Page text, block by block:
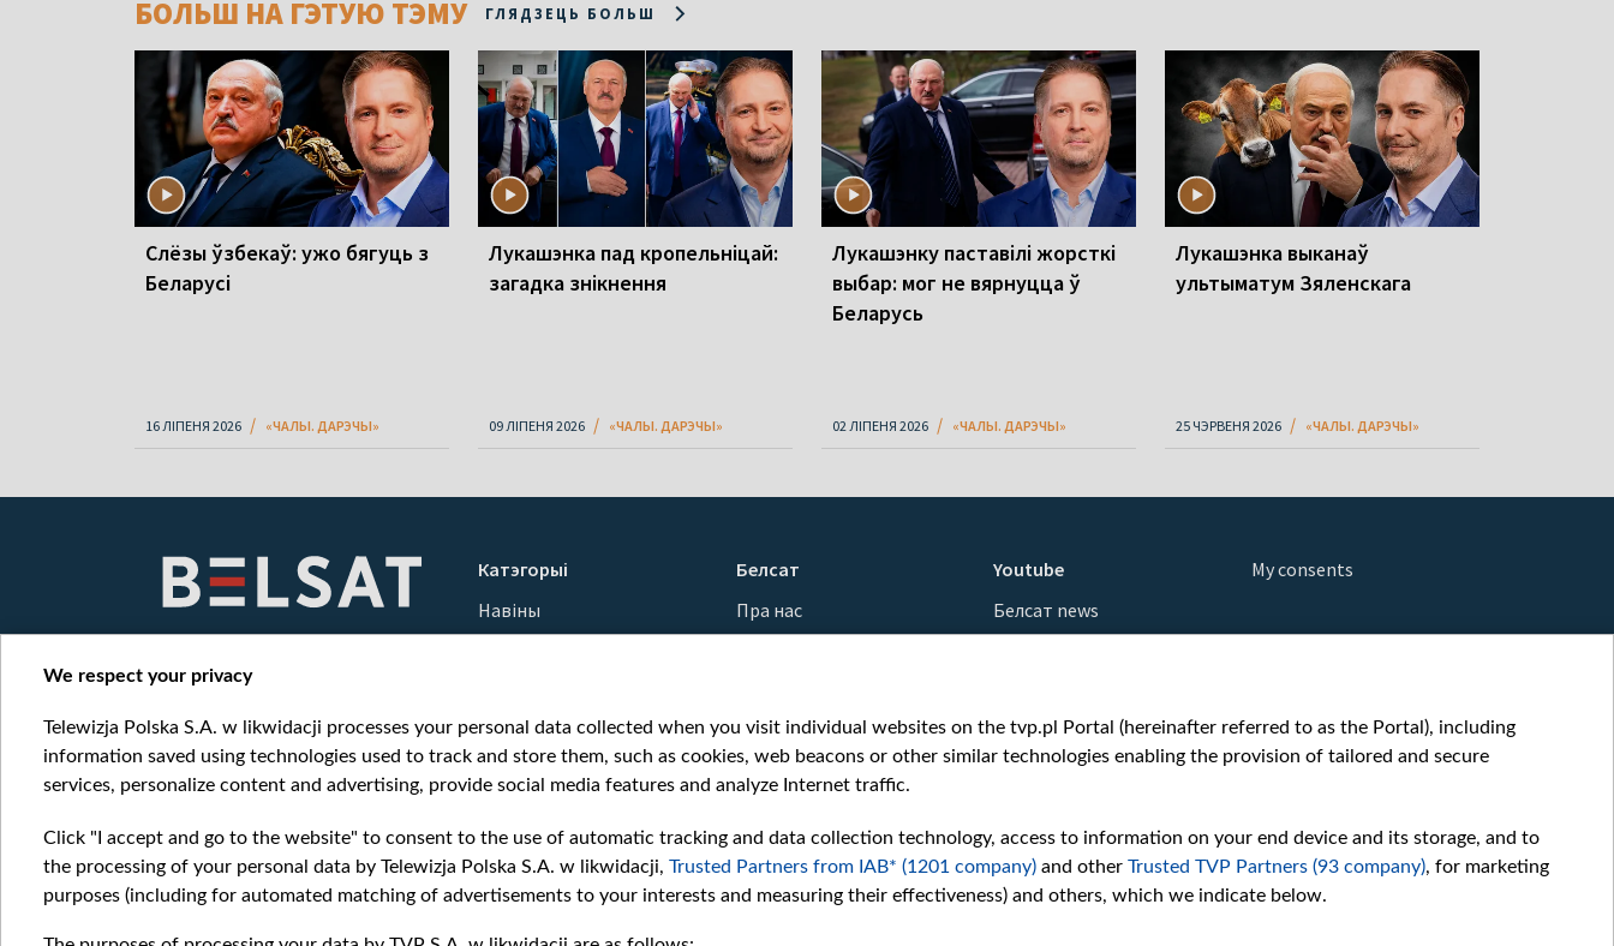
БОЛЬШ НА ГЭТУЮ ТЭМУ ГЛЯДЗЕЦЬ БОЛЬШ
Слёзы ўзбекаў: ужо бягуць з
Беларусі
16 ЛІПЕНЯ 2026 «ЧАЛЫ. ДАРЭЧЫ»
Лукашэнка пад кропельніцай:
загадка знікнення
09 ЛІПЕНЯ 2026 «ЧАЛЫ. ДАРЭЧЫ»
Лукашэнку паставілі жорсткі
выбар: мог не вярнуцца ў
Беларусь
02 ЛІПЕНЯ 2026 «ЧАЛЫ. ДАРЭЧЫ»
Лукашэнка выканаў
ультыматум Зяленскага
25 ЧЭРВЕНЯ 2026 «ЧАЛЫ. ДАРЭЧЫ»
Катэгорыі
Навіны
Вайна
Белсат
Пра нас
Кантакты
Як нас глядзець
Узнагароды
Міжнародная супраца
Ціск з боку ўладаў
Беларусі
Як нас падтрымаць
Youtube
Белсат news
Белсат Shorts
Belsat English
Biełsat PL
Белсат History
Белсат Music
Белсат Doc
My consents
We respect your privacy
Telewizja Polska S.A. w likwidacji processes your personal data collected when you visit individual websites on the tvp.pl Portal (hereinafter referred to as the Portal), including
information saved using technologies used to track and store them, such as cookies, web beacons or other similar technologies enabling the provision of tailored and secure
services, personalize content and advertising, provide social media features and analyze Internet traffic.
Click "I accept and go to the website" to consent to the use of automatic tracking and data collection technology, access to information on your end device and its storage, and to
the processing of your personal data by Telewizja Polska S.A. w likwidacji, Trusted Partners from IAB* (1201 company) and other Trusted TVP Partners (93 company), for marketing
purposes (including for automated matching of advertisements to your interests and measuring their effectiveness) and others, which we indicate below.